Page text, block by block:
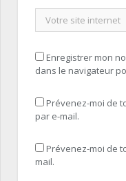
Enregistrer mon
dans le navigateur
Prévenez-moi de
par e-mail.
Prévenez-moi de
mail.